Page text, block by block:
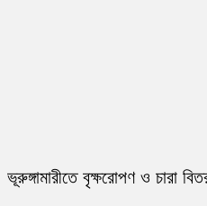
ভূরুঙ্গামারীতে বৃক্ষরোপণ ও চারা